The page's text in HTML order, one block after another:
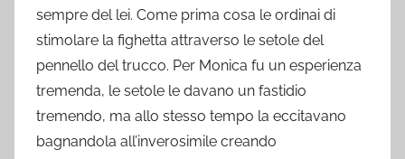
sempre del lei. Come prima cosa le ordinai di
stimolare la fighetta attraverso le setole del
pennello del trucco. Per Monica fu un esperienza
tremenda, le setole le davano un fastidio
tremendo, ma allo stesso tempo la eccitavano
bagnandola all’inverosimile creando